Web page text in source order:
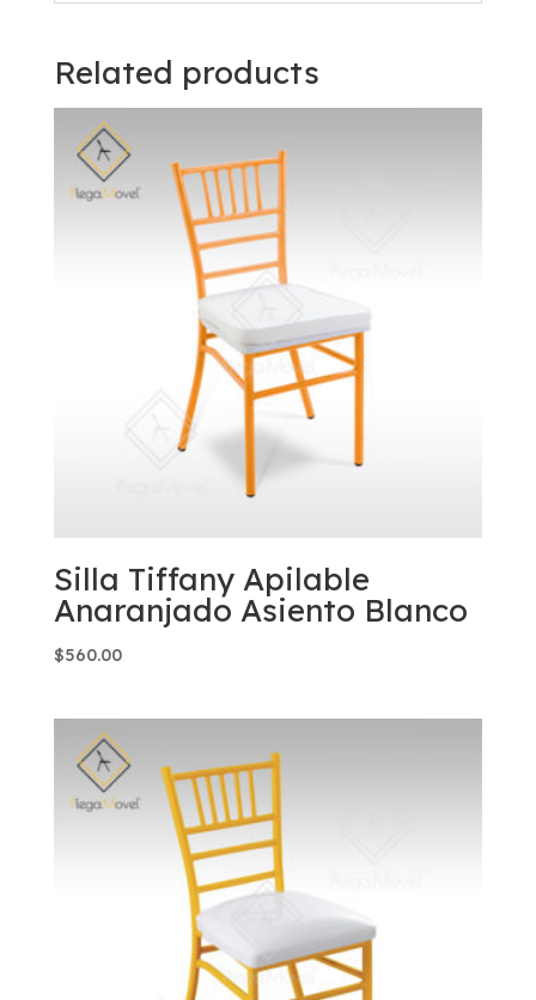
Related products
Silla Tiffany Apilable
Anaranjado Asiento Blanco
$560.00